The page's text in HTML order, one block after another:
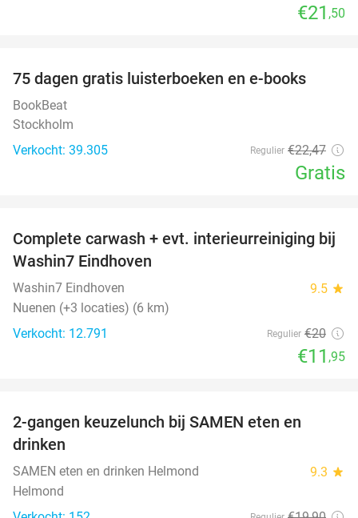
€21 ,50
75 dagen gratis luisterboeken en e-books
BookBeat
Stockholm
Verkocht: 39.305
Regulier €22,47
Gratis
40%
Complete carwash + evt. interieurreiniging bij
Washin7 Eindhoven
Washin7 Eindhoven 9.5 star
Nuenen (+3 locaties) (6 km)
Verkocht: 12.791
Regulier €20
€11 ,95
2-gangen keuzelunch bij SAMEN eten en
drinken
SAMEN eten en drinken Helmond 9.3 star
Helmond